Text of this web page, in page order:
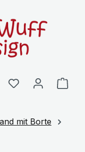
mit Borte